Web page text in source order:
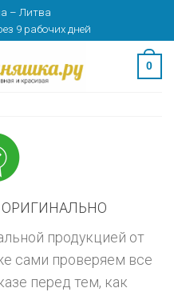
– Литва
9 рабочих дней
0
ОРИГИНАЛЬНО
продукцией от
сами проверяем все
перед тем, как